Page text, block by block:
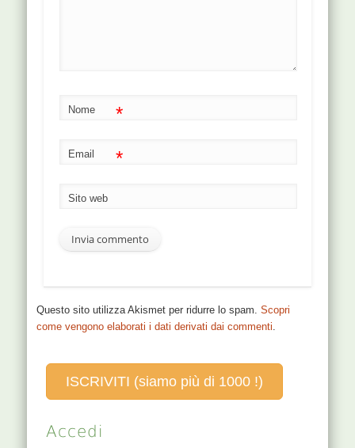
Nome *
Email *
Sito web
Questo sito utilizza Akismet per ridurre lo spam.Scopri
come vengono elaborati i dati derivati dai commenti
ISCRIVITI (siamo più di 1000 !)
Accedi